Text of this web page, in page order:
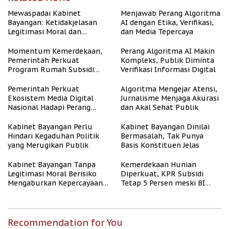
Mewaspadai Kabinet
Bayangan: Ketidakjelasan
Legitimasi Moral dan
Menjawab Perang Algoritma
AI dengan Etika, Verifikasi,
dan Media Tepercaya
Momentum Kemerdekaan,
Pemerintah Perkuat
Program Rumah Subsidi
Berpenghasilan Rendah
Perang Algoritma AI Makin
Kompleks, Publik Diminta
Verifikasi Informasi Digital
Pemerintah Perkuat
Ekosistem Media Digital
Nasional Hadapi Perang
Algoritma Mengejar Atensi,
Jurnalisme Menjaga Akurasi
dan Akal Sehat Publik
Kabinet Bayangan Perlu
Hindari Kegaduhan Politik
yang Merugikan Publik
Kabinet Bayangan Dinilai
Bermasalah, Tak Punya
Basis Konstituen Jelas
Kabinet Bayangan Tanpa
Legitimasi Moral Berisiko
Mengaburkan Kepercayaan
Kemerdekaan Hunian
Diperkuat, KPR Subsidi
Tetap 5 Persen meski BI
Recommendation for You